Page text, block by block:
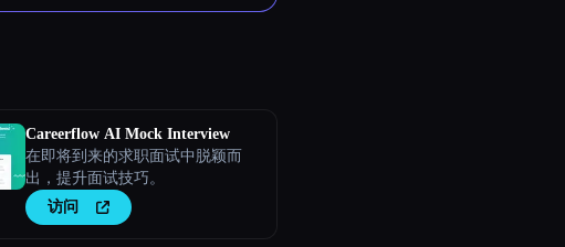
Careerflow AI Mock Interview
在即将到来的求职面试中脱颖而
出，提升面试技巧。
访问